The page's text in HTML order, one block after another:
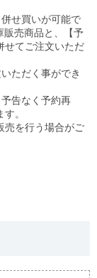
せ買いが可能で
販売商品と、【予
せてご注文いただ
ただく事ができ
告なく予約再
。
売を行う場合がご